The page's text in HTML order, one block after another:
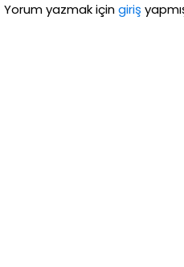
Yorum yazmak içingiriş